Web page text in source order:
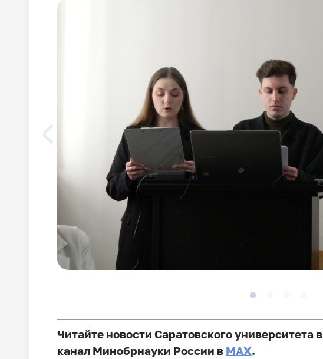
Читайте новости Саратовского университета в
канал Минобрнауки России в MAX.